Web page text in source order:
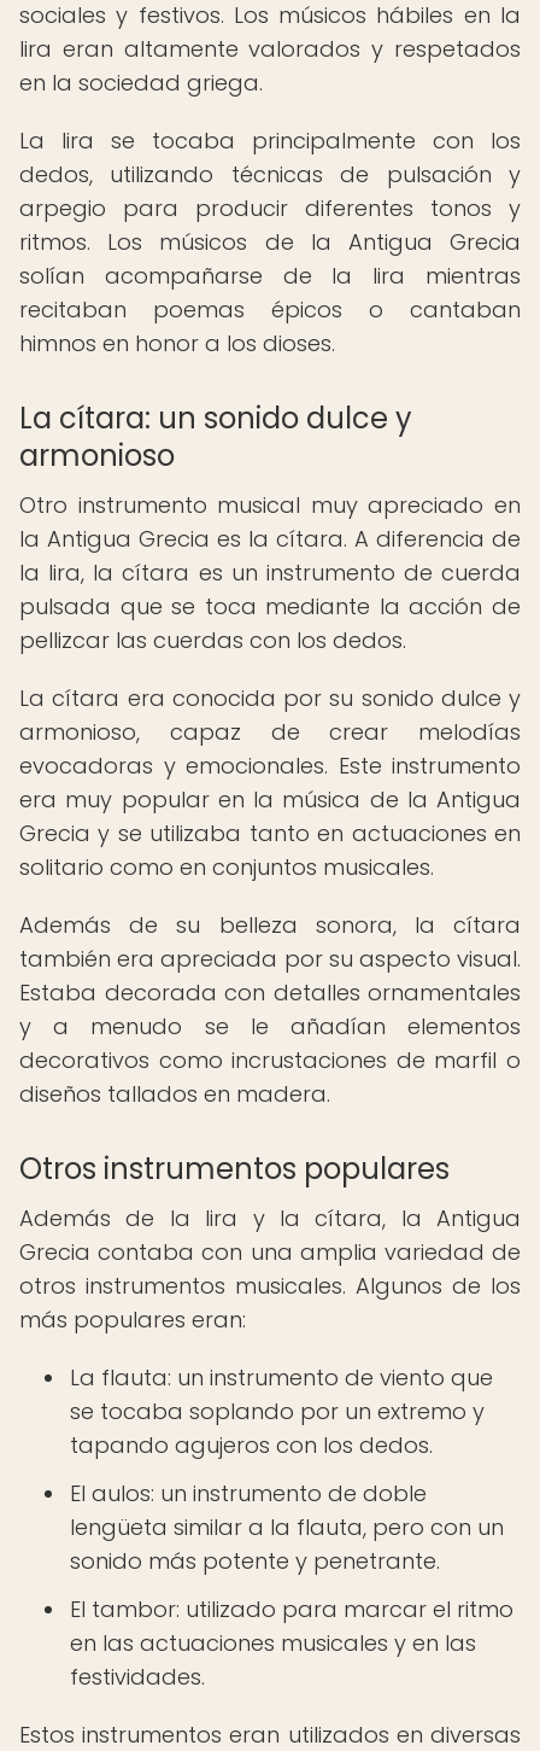
sociales y festivos. Los músicos hábiles en la
lira eran altamente valorados y respetados
en la sociedad griega.
La lira se tocaba principalmente con los
dedos, utilizando técnicas de pulsación y
arpegio para producir diferentes tonos y
ritmos. Los músicos de la Antigua Grecia
solían acompañarse de la lira mientras
recitaban poemas épicos o cantaban
himnos en honor a los dioses.
La cítara: un sonido dulce y
armonioso
Otro instrumento musical muy apreciado en
la Antigua Grecia es la cítara. A diferencia de
la lira, la cítara es un instrumento de cuerda
pulsada que se toca mediante la acción de
pellizcar las cuerdas con los dedos.
La cítara era conocida por su sonido dulce y
armonioso, capaz de crear melodías
evocadoras y emocionales. Este instrumento
era muy popular en la música de la Antigua
Grecia y se utilizaba tanto en actuaciones en
solitario como en conjuntos musicales.
Además de su belleza sonora, la cítara
también era apreciada por su aspecto visual.
Estaba decorada con detalles ornamentales
y a menudo se le añadían elementos
decorativos como incrustaciones de marfil o
diseños tallados en madera.
Otros instrumentos populares
Además de la lira y la cítara, la Antigua
Grecia contaba con una amplia variedad de
otros instrumentos musicales. Algunos de los
más populares eran:
La flauta: un instrumento de viento que
se tocaba soplando por un extremo y
tapando agujeros con los dedos.
El aulos: un instrumento de doble
lengüeta similar a la flauta, pero con un
sonido más potente y penetrante.
El tambor: utilizado para marcar el ritmo
en las actuaciones musicales y en las
festividades.
Estos instrumentos eran utilizados en diversas